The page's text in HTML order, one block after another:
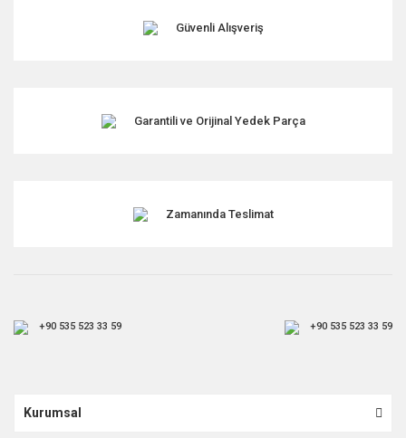
Ürün fiyatı diğer sitelerden daha pahalı.
Güvenli Alışveriş
Garantili ve Orijinal Yedek Parça
Zamanında Teslimat
+90 535 523 33 59 +90 535 523 33 59
Kurumsal